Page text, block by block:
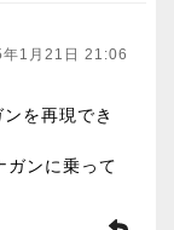
1月21日 21:06
を再現でき
ンに乗って